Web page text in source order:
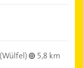
(Wülfel)
5,8 km